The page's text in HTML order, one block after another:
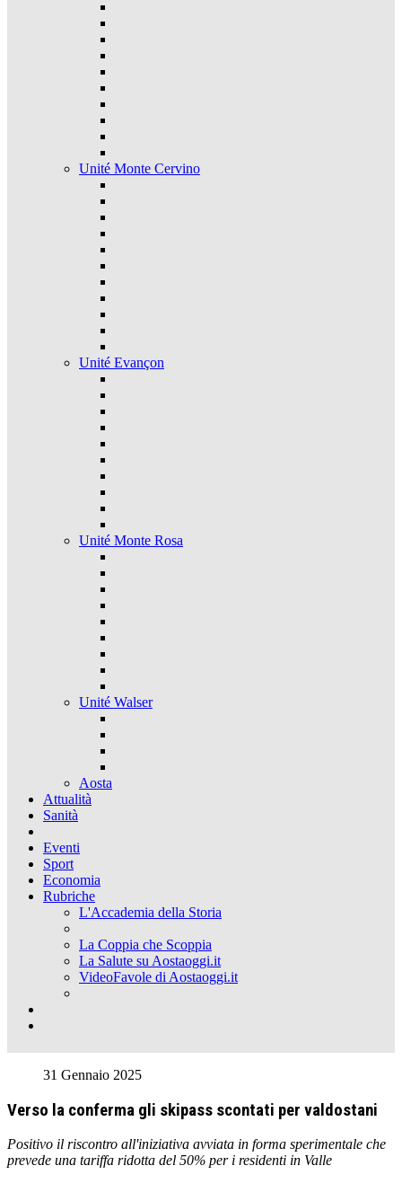
Unité Monte Cervino
Unité Evançon
Unité Monte Rosa
Unité Walser
Aosta
Attualità
Sanità
Eventi
Sport
Economia
Rubriche
L'Accademia della Storia
La Coppia che Scoppia
La Salute su Aostaoggi.it
VideoFavole di Aostaoggi.it
31 Gennaio 2025
Verso la conferma gli skipass scontati per valdostani
Positivo il riscontro all'iniziativa avviata in forma sperimentale che
prevede una tariffa ridotta del 50% per i residenti in Valle